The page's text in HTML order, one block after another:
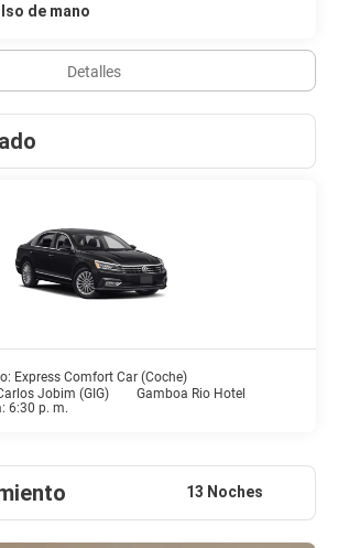
de mano
Detalles
Express Comfort Car (Coche)
Jobim (GIG)
Gamboa Rio Hotel
6:30 p. m.
13 Noches